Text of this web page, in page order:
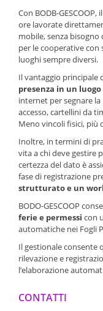
Con BODB-
ore lavorate
mobile, senza
per le cooperative con
luoghi sempre diversi.
Il vantaggio principale
presenza in un
internet per segnare
accesso, cartellini da
Meno vincoli fisici, più
Inoltre, in termini di
vita a chi deve gestire
certezza del dato è
fase di registrazione
strutturato e un
BODO-GESCOOP
ferie e permessi con
automatiche nei Fogli
Il gestionale consente
rilevazione e
l’elaborazione
CONTATTI